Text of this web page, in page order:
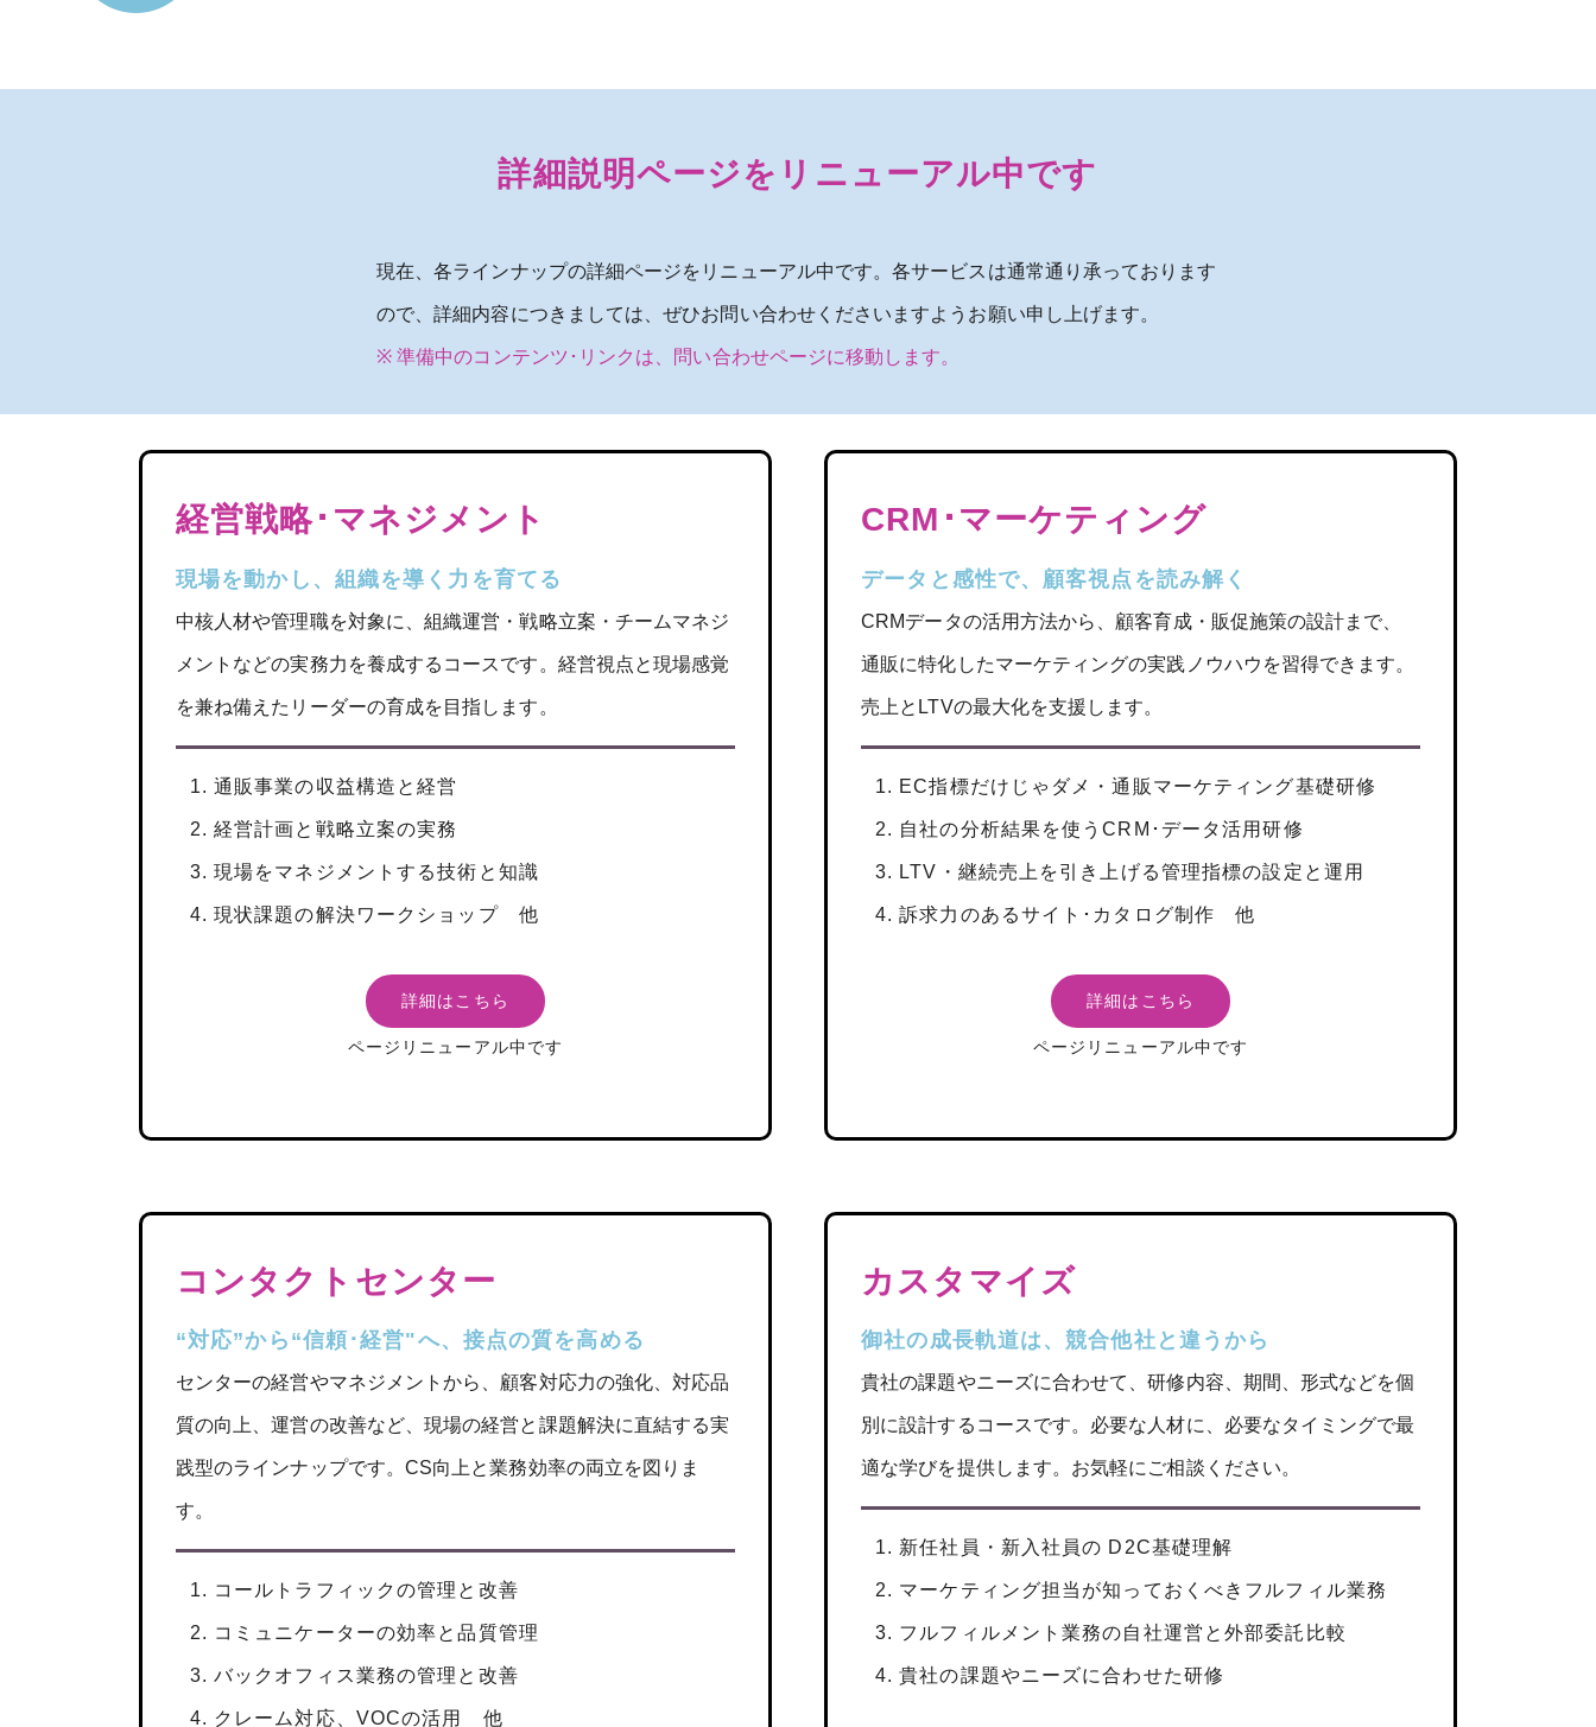
詳細説明ページをリニューアル中です
現在、各ラインナップの詳細ページをリニューアル中です。各サービスは通常通り承っております
ので、詳細内容につきましては、ぜひお問い合わせくださいますようお願い申し上げます。
※ 準備中のコンテンツ･リンクは、問い合わせページに移動します。
経営戦略･マネジメント
現場を動かし、組織を導く力を育てる
中核人材や管理職を対象に、組織運営・戦略立案・チームマネジ
メントなどの実務力を養成するコースです。経営視点と現場感覚
を兼ね備えたリーダーの育成を目指します。
通販事業の収益構造と経営
経営計画と戦略立案の実務
現場をマネジメントする技術と知識
現状課題の解決ワークショップ 他
詳細はこちら
ページリニューアル中です
CRM･マーケティング
データと感性で、顧客視点を読み解く
CRMデータの活用方法から、顧客育成・販促施策の設計まで、
通販に特化したマーケティングの実践ノウハウを習得できます。
売上とLTVの最大化を支援します。
EC指標だけじゃダメ・通販マーケティング基礎研修
自社の分析結果を使うCRM･データ活用研修
LTV・継続売上を引き上げる管理指標の設定と運用
訴求力のあるサイト･カタログ制作 他
詳細はこちら
ページリニューアル中です
コンタクトセンター
“対応”から“信頼･経営"へ、接点の質を高める
センターの経営やマネジメントから、顧客対応力の強化、対応品
質の向上、運営の改善など、現場の経営と課題解決に直結する実
践型のラインナップです。CS向上と業務効率の両立を図りま
す。
コールトラフィックの管理と改善
コミュニケーターの効率と品質管理
バックオフィス業務の管理と改善
クレーム対応、VOCの活用 他
カスタマイズ
御社の成長軌道は、競合他社と違うから
貴社の課題やニーズに合わせて、研修内容、期間、形式などを個
別に設計するコースです。必要な人材に、必要なタイミングで最
適な学びを提供します。お気軽にご相談ください。
新任社員・新入社員の D2C基礎理解
マーケティング担当が知っておくべきフルフィル業務
フルフィルメント業務の自社運営と外部委託比較
貴社の課題やニーズに合わせた研修